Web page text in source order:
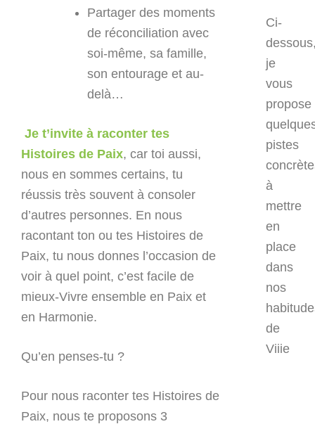
Ci-
je
vous
propose
pistes
à
mettre
en
place
dans
nos
de
Viiie
Partager des moments
de réconciliation avec
soi-même, sa famille,
son entourage et au-
delà…
Je t’invite à raconter tes
Histoires de Paix, car toi aussi,
nous en sommes certains, tu
réussis très souvent à consoler
d’autres personnes. En nous
racontant ton ou tes Histoires de
Paix, tu nous donnes l’occasion de
voir à quel point, c’est facile de
mieux-Vivre ensemble en Paix et
en Harmonie.
Qu’en penses-tu ?
Pour nous raconter tes Histoires de
Paix, nous te proposons 3